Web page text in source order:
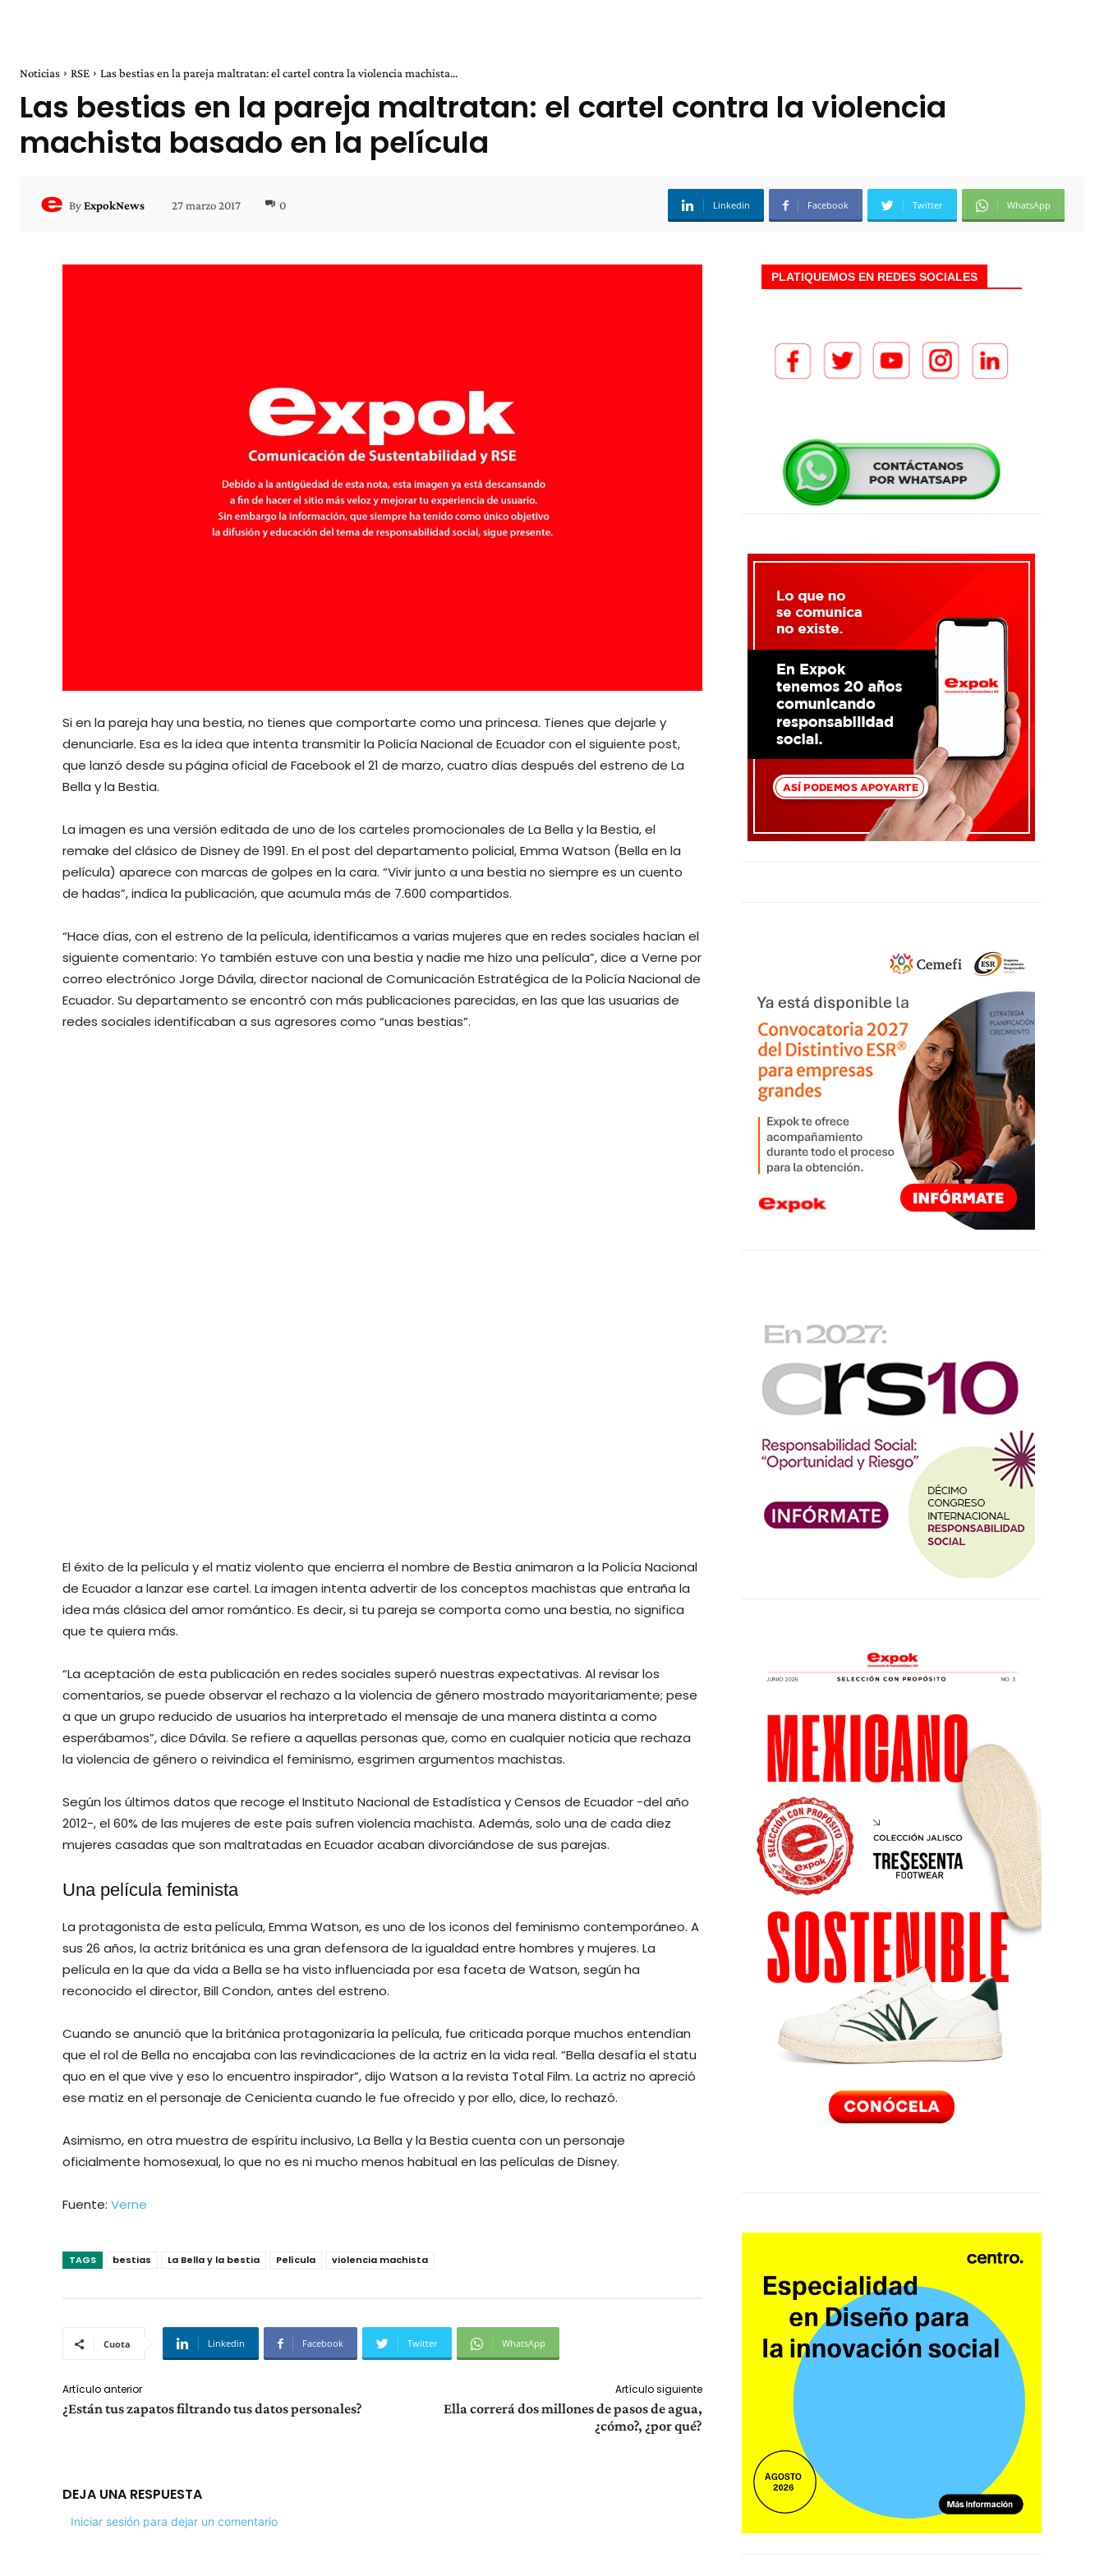
Noticias RSE Las bestias en la pareja maltratan: el cartel contra la violencia machista...
Las bestias en la pareja maltratan: el cartel contra la violencia
machista basado en la película
ByExpokNews 27 marzo 2017 0 Linkedin Facebook Twitter WhatsApp
Si en la pareja hay una bestia, no tienes que comportarte como una princesa. Tienes que dejarle y
denunciarle. Esa es la idea que intenta transmitir la Policía Nacional de Ecuador con el siguiente post,
que lanzó desde su página oficial de Facebook el 21 de marzo, cuatro días después del estreno de La
Bella y la Bestia.
La imagen es una versión editada de uno de los carteles promocionales de La Bella y la Bestia, el
remake del clásico de Disney de 1991. En el post del departamento policial, Emma Watson (Bella en la
película) aparece con marcas de golpes en la cara. “Vivir junto a una bestia no siempre es un cuento
de hadas”, indica la publicación, que acumula más de 7.600 compartidos.
“Hace días, con el estreno de la película, identificamos a varias mujeres que en redes sociales hacían el
siguiente comentario: Yo también estuve con una bestia y nadie me hizo una película”, dice a Verne por
correo electrónico Jorge Dávila, director nacional de Comunicación Estratégica de la Policía Nacional de
Ecuador. Su departamento se encontró con más publicaciones parecidas, en las que las usuarias de
redes sociales identificaban a sus agresores como “unas bestias”.
El éxito de la película y el matiz violento que encierra el nombre de Bestia animaron a la Policía Nacional
de Ecuador a lanzar ese cartel. La imagen intenta advertir de los conceptos machistas que entraña la
idea más clásica del amor romántico. Es decir, si tu pareja se comporta como una bestia, no significa
que te quiera más.
“La aceptación de esta publicación en redes sociales superó nuestras expectativas. Al revisar los
comentarios, se puede observar el rechazo a la violencia de género mostrado mayoritariamente; pese
a que un grupo reducido de usuarios ha interpretado el mensaje de una manera distinta a como
esperábamos”, dice Dávila. Se refiere a aquellas personas que, como en cualquier noticia que rechaza
la violencia de género o reivindica el feminismo, esgrimen argumentos machistas.
Según los últimos datos que recoge el Instituto Nacional de Estadística y Censos de Ecuador -del año
2012-, el 60% de las mujeres de este país sufren violencia machista. Además, solo una de cada diez
mujeres casadas que son maltratadas en Ecuador acaban divorciándose de sus parejas.
Una película feminista
La protagonista de esta película, Emma Watson, es uno de los iconos del feminismo contemporáneo. A
sus 26 años, la actriz británica es una gran defensora de la igualdad entre hombres y mujeres. La
película en la que da vida a Bella se ha visto influenciada por esa faceta de Watson, según ha
reconocido el director, Bill Condon, antes del estreno.
Cuando se anunció que la británica protagonizaría la película, fue criticada porque muchos entendían
que el rol de Bella no encajaba con las revindicaciones de la actriz en la vida real. “Bella desafía el statu
quo en el que vive y eso lo encuentro inspirador”, dijo Watson a la revista Total Film. La actriz no apreció
ese matiz en el personaje de Cenicienta cuando le fue ofrecido y por ello, dice, lo rechazó.
Asimismo, en otra muestra de espíritu inclusivo, La Bella y la Bestia cuenta con un personaje
oficialmente homosexual, lo que no es ni mucho menos habitual en las películas de Disney.
Fuente: Verne
TAGS bestias La Bella y la bestia Película violencia machista
Cuota Linkedin Facebook Twitter WhatsApp
Artículo anterior
¿Están tus zapatos filtrando tus datos personales?
Artículo siguiente
Ella correrá dos millones de pasos de agua,
¿cómo?, ¿por qué?
DEJA UNA RESPUESTA
Iniciar sesión para dejar un comentario
PLATIQUEMOS EN REDES SOCIALES